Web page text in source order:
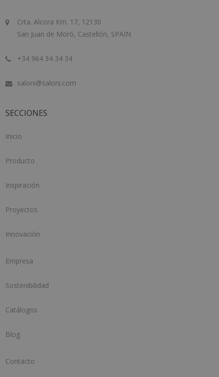
Crta. Alcora Km. 17, 12130
San Juan de Moró, Castellón, SPAIN
+34 964 34 34 34
saloni@saloni.com
SECCIONES
Inicio
Producto
Inspiración
Proyectos
Innovación
Empresa
Sostenibilidad
Catálogos
Blog
Contacto